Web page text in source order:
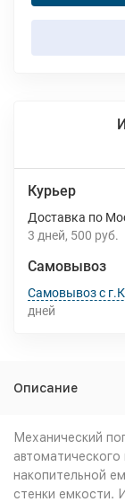
Курьер
Доставка по
3 дней 500 руб.
Самовывоз
Самовывоз с
дней
Описание
Механический
накопительной
стенки емкости.